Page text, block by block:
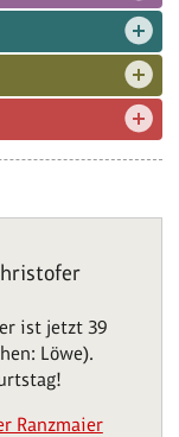
ist jetzt 39
Löwe).
Ranzmaier